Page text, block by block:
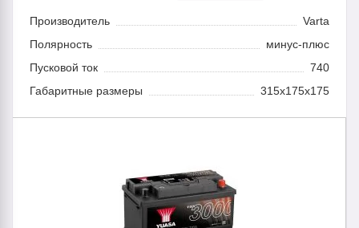
Производитель
Varta
Полярность
минус-плюс
Пусковой ток
740
Габаритные размеры
315x175x175